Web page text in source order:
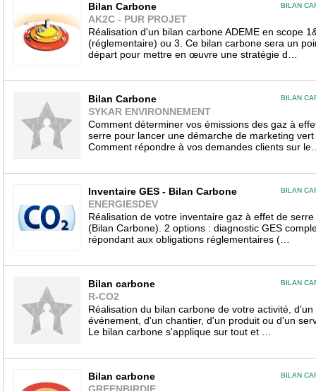
BILAN
Bilan Carbone
AK2C - PUR PROJET
Réalisation d'un bilan carbone ADEME en scope
(réglementaire) ou 3. Ce bilan carbone sera un
départ pour mettre en œuvre une stratégie d…
BILAN
Bilan Carbone
SYKAR ENVIRONNEMENT
Comment déterminer vos émissions des gaz à
serre pour lancer une démarche de marketing vert
Comment répondre à vos demandes clients sur
BILAN
Inventaire GES - Bilan Carbone
ENERGIESDEV
Réalisation de votre inventaire gaz à effet de serre
(Bilan Carbone). 2 options : diagnostic GES
répondant aux obligations réglementaires (…
BILAN
Bilan carbone
R-CO2
Réalisation du bilan carbone de votre activité, d'un
événement, d'un chantier, d'un produit ou d'un
Le bilan carbone s'applique sur tout et …
BILAN
Bilan carbone